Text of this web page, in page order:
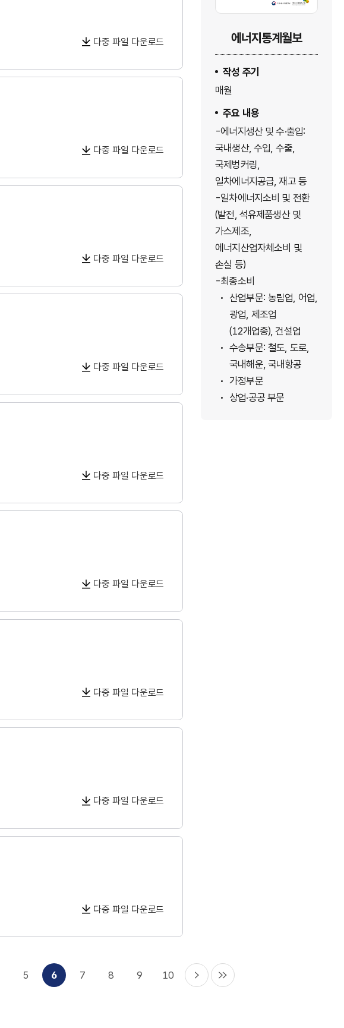
다중 파일 다운로드
다중 파일 다운로드
다중 파일 다운로드
다중 파일 다운로드
다중 파일 다운로드
다중 파일 다운로드
다중 파일 다운로드
다중 파일 다운로드
다중 파일 다운로드
에너지통계월보
작성 주기
매월
주요 내용
에너지생산 및 수·출입:
국내생산, 수입, 수출,
국제벙커링,
일차에너지공급, 재고 등
일차에너지소비 및 전환
(발전, 석유제품생산 및
가스제조,
에너지산업자체소비 및
손실 등)
최종소비
산업부문: 농림업, 어업,
광업, 제조업
(12개업종), 건설업
수송부문: 철도, 도로,
국내해운, 국내항공
가정부문
상업·공공 부문
5 6 7 8 9 10